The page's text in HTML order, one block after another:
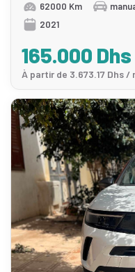
62000 Km
2021
165.000 Dhs
À partir de 3.673.17 Dhs /